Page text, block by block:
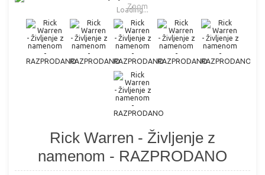
Zoom
Loading...
Rick Warren - Življenje z
namenom - RAZPRODANO